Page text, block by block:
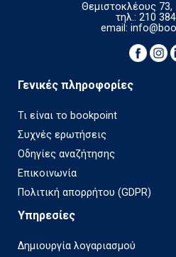
Θεμιστοκλέους
τηλ.: 210
email:
Γενικές πληροφορίες
Τι είναι το bookpoint
Συχνές ερωτήσεις
Οδηγίες αναζήτησης
Επικοινωνία
Πολιτική απορρήτου (GDPR)
Υπηρεσίες
Δημιουργία λογαριασμού